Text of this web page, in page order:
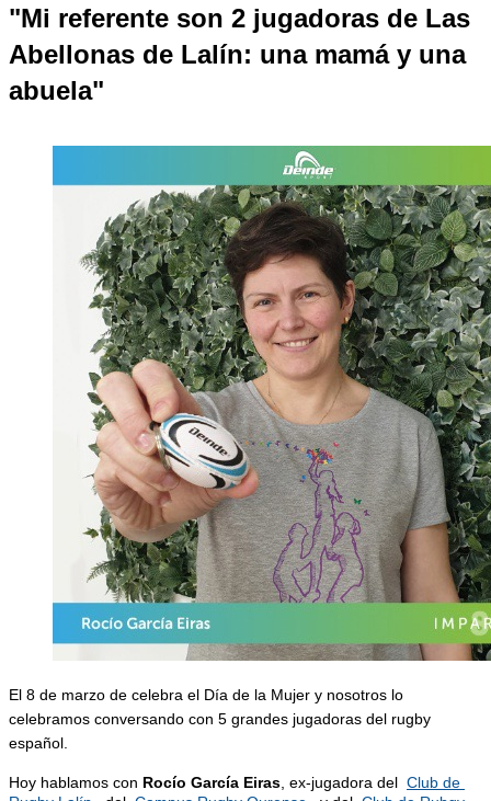
"Mi referente son 2 jugadoras de Las
Abellonas de Lalín: una mamá y una
abuela"
El 8 de marzo de celebra el Día de la Mujer y nosotros lo
celebramos conversando con 5 grandes jugadoras del rugby
español.
Hoy hablamos con Rocío García Eiras , ex-jugadora del Club de